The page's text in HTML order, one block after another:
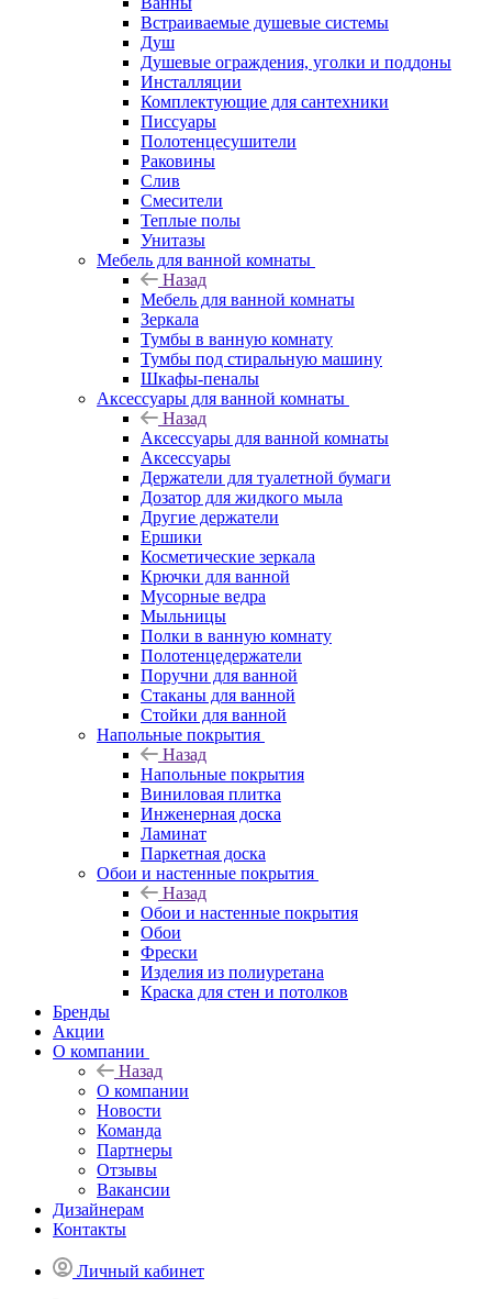
Встраиваемые душевые системы
Душ
Душевые ограждения, уголки и поддоны
Инсталляции
Комплектующие для сантехники
Писсуары
Полотенцесушители
Раковины
Слив
Смесители
Теплые полы
Унитазы
Мебель для ванной комнаты
Назад
Мебель для ванной комнаты
Зеркала
Тумбы в ванную комнату
Тумбы под стиральную машину
Шкафы-пеналы
Аксессуары для ванной комнаты
Назад
Аксессуары для ванной комнаты
Аксессуары
Держатели для туалетной бумаги
Дозатор для жидкого мыла
Другие держатели
Ершики
Косметические зеркала
Крючки для ванной
Мусорные ведра
Мыльницы
Полки в ванную комнату
Полотенцедержатели
Поручни для ванной
Стаканы для ванной
Стойки для ванной
Напольные покрытия
Назад
Напольные покрытия
Виниловая плитка
Инженерная доска
Ламинат
Паркетная доска
Обои и настенные покрытия
Назад
Обои и настенные покрытия
Обои
Фрески
Изделия из полиуретана
Краска для стен и потолков
Бренды
Акции
О компании
Назад
О компании
Новости
Команда
Партнеры
Отзывы
Вакансии
Дизайнерам
Контакты
Личный кабинет